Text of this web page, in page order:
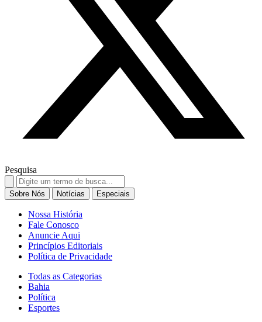
Pesquisa
Search
for:
Sobre Nós Notícias Especiais
Nossa História
Fale Conosco
Anuncie Aqui
Princípios Editoriais
Política de Privacidade
Todas as Categorias
Bahia
Política
Esportes